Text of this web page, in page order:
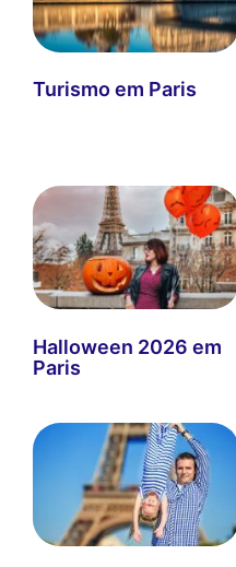
Turismo em Paris
Halloween 2026 em
Paris